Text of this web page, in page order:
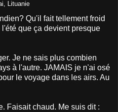
Lituanie
Qu'il fait tellement froid
que ça devient presque
Je ne sais plus combien
à l'autre. JAMAIS je n'ai osé
le voyage dans les airs. Au
Faisait chaud. Me suis dit :